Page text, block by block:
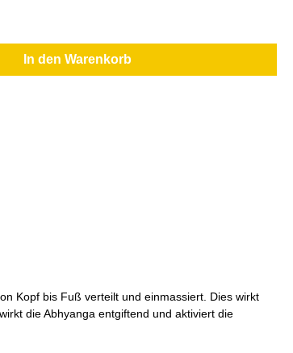
In den Warenkorb
Kopf bis Fuß verteilt und einmassiert. Dies wirkt
die Abhyanga entgiftend und aktiviert die